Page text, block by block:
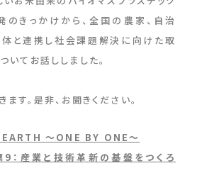
のきっかけから、全国の農家、自治
体と連携し社会課題解決に向けた取
いてお話ししました。
す。是非、お聞きください。
～ONE BY ONE～
：産業と技術革新の基盤をつくろ